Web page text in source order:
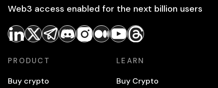
Web3 access enabled for the next billion users
PRODUCT
Buy crypto
LEARN
Buy Crypto